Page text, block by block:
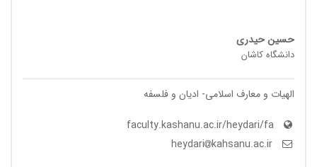
حسین حیدری
دانشگاه کاشان
الهیات و معارف اسلامی- ادیان و فلسفه
faculty.kashanu.ac.ir/heydari/fa
kahsanu.ac.ir